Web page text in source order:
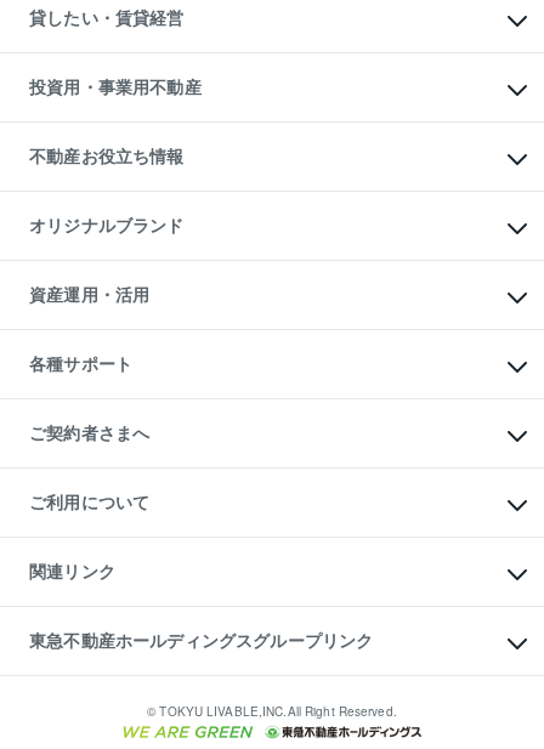
注目キーワード物件特集
購入ガイド
English 繁体中文簡体中文
不動産査定について
不動産売却の流れ
不動産買換えの流れ
売却ガイド
オフィス・店舗の賃貸
借りるときの流れ
借りるガイド
貸したい・賃貸経営
マンション賃料データ
賃貸管理プラン
リロケーションについて
貸すガイド
投資用・事業用不動産
事業用不動産
マンション投資
投資用マンション
アパート経営
収益物件
ビル購入（ビル一棟）
投資用不動産の売却査定
事業用不動産の売却査定
不動産お役立ち情報
マンションライブラリー
人気マンションランキング
暮らしに役立つ不動産メディア
不動産相場・不動産価格情報
不動産コラム・ニュース
不動産用語集
不動産なんでもネット相談室
住まいの税金
オリジナルブランド
一棟リノベーションマンション
L`GENTE（ルジェンテ）
区分リノベーションマンション
投資用一棟レジデンスWELL
不動産小口投資
LEGACIA（レガシア）
資産運用・活用
不動産M&A
アセットマネジメント・出資
各種サポート
相続サポート
リフォームサポート
ご契約者さまへ
ご紹介・再契約特典
入居者様専用-各種ご案内（賃貸）
東急こすもす会「こすもすWeb」
ご利用について
金融商品取引について
東急リバブル ソーシャルメディアポリシー
ご意見・お問い合わせ（金融商品取引専用の相談・お問い合わせ窓口）
ダイレクトメール（郵送物）・Eメールなどの送付停止について
関連リンク
これからご結婚される方に東急百貨店のブライダルクラブ
人材サービスのご用命は 東急リバブルスタッフ株式会社まで
東北の逸品を贈ります 東北すぐれものセレクション
東急不動産ホールディングスグループリンク
東急コミュニティー
東急住宅リース
© TOKYU LIVABLE,INC.All Right Reserved.